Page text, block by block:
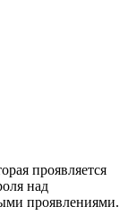
проявляется
над
проявлениями.